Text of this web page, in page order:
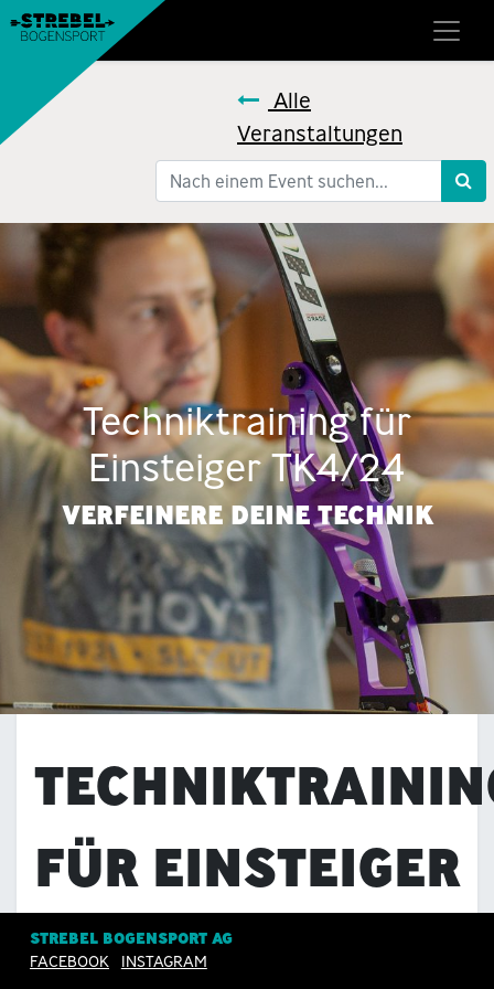
Alle
Veranstaltungen
Techniktraining für
Einsteiger TK4/24
VERFEINERE DEINE TECHNIK
FÜR EINSTEIGER
Anmeldung geschlossen
STREBEL BOGENSPORT AG
FACEBOOK
INSTAGRAM